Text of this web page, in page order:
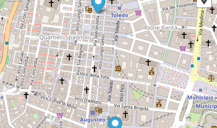
VIA TOLEDO
MATILDE SERAO
MUSICA E APERITIVI H24 NAPOLI CENTRO
QUARTIERI SPAGNOLI
VIA TOLEDO
COSA VISITARE
CASA PULCINELLA DIETRO PIAZZA
PLEBISCITO A NAPOLI
PIZZOFALCONE
PIAZZA PLEBISCITO
GALLERIA BORBONICA